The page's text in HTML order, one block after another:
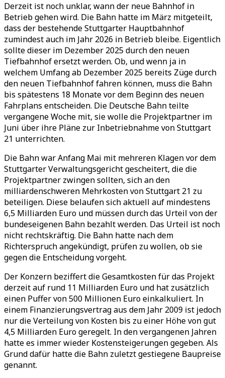
Derzeit ist noch unklar, wann der neue Bahnhof in
Betrieb gehen wird. Die Bahn hatte im März mitgeteilt,
dass der bestehende Stuttgarter Hauptbahnhof
zumindest auch im Jahr 2026 in Betrieb bleibe. Eigentlich
sollte dieser im Dezember 2025 durch den neuen
Tiefbahnhof ersetzt werden. Ob, und wenn ja in
welchem Umfang ab Dezember 2025 bereits Züge durch
den neuen Tiefbahnhof fahren können, muss die Bahn
bis spätestens 18 Monate vor dem Beginn des neuen
Fahrplans entscheiden. Die Deutsche Bahn teilte
vergangene Woche mit, sie wolle die Projektpartner im
Juni über ihre Pläne zur Inbetriebnahme von Stuttgart
21 unterrichten.
Die Bahn war Anfang Mai mit mehreren Klagen vor dem
Stuttgarter Verwaltungsgericht gescheitert, die die
Projektpartner zwingen sollten, sich an den
milliardenschweren Mehrkosten von Stuttgart 21 zu
beteiligen. Diese belaufen sich aktuell auf mindestens
6,5 Milliarden Euro und müssen durch das Urteil von der
bundeseigenen Bahn bezahlt werden. Das Urteil ist noch
nicht rechtskräftig. Die Bahn hatte nach dem
Richterspruch angekündigt, prüfen zu wollen, ob sie
gegen die Entscheidung vorgeht.
Der Konzern beziffert die Gesamtkosten für das Projekt
derzeit auf rund 11 Milliarden Euro und hat zusätzlich
einen Puffer von 500 Millionen Euro einkalkuliert. In
einem Finanzierungsvertrag aus dem Jahr 2009 ist jedoch
nur die Verteilung von Kosten bis zu einer Höhe von gut
4,5 Milliarden Euro geregelt. In den vergangenen Jahren
hatte es immer wieder Kostensteigerungen gegeben. Als
Grund dafür hatte die Bahn zuletzt gestiegene Baupreise
genannt.